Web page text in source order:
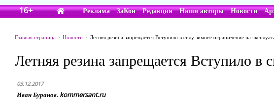
16+ Реклама ЗаКон Редакция Наши авторы Новости
Главная страница Новости Летняя резина запрещается Вступило в силу зимнее ограничение на
Летняя резина запрещается Вступило
03.12.2017
Иван Буранов. kommersant.ru